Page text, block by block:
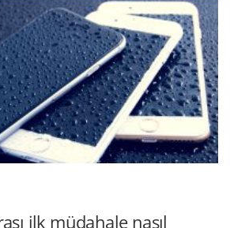
ilk müdahale nasıl